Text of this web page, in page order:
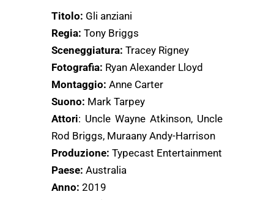
Titolo: Gli anziani
Regia: Tony Briggs
Sceneggiatura: Tracey Rigney
Fotografia: Ryan Alexander Lloyd
Montaggio: Anne Carter
Suono: Mark Tarpey
Attori: Uncle Wayne Atkinson, Uncle
Rod Briggs, Muraany Andy-Harrison
Produzione: Typecast Entertainment
Paese: Australia
Anno: 2019